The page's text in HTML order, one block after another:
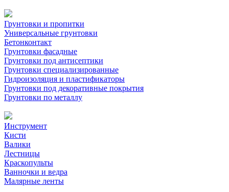
Грунтовки и пропитки
Универсальные грунтовки
Бетонконтакт
Грунтовки фасадные
Грунтовки под антисептики
Грунтовки специализированные
Гидроизоляция и пластификаторы
Грунтовки под декоративные покрытия
Грунтовки по металлу
Инструмент
Кисти
Валики
Лестницы
Краскопульты
Ванночки и ведра
Малярные ленты